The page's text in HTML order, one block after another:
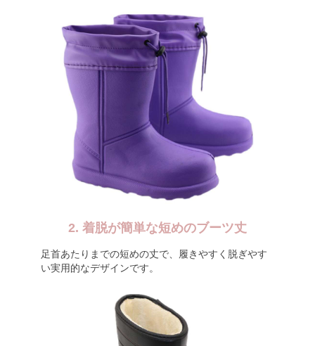
2. 着脱が簡単な短めのブーツ丈
足首あたりまでの短めの丈で、履きやすく脱ぎやす
い実用的なデザインです。